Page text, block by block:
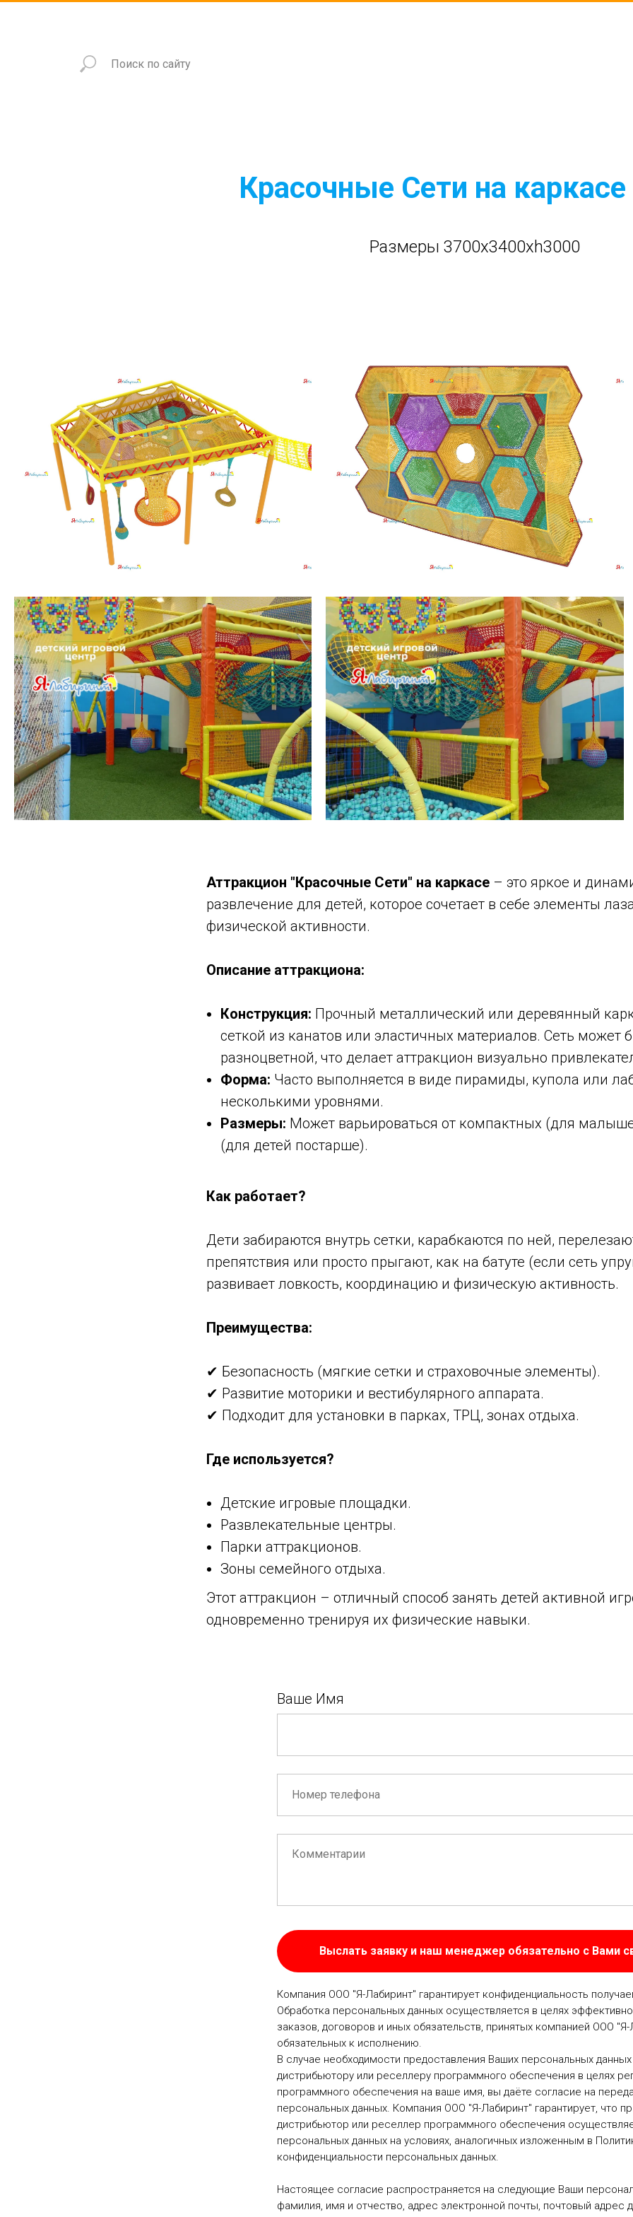
Красочные Сети на каркасе
Размеры 3700x3400xh3000
Аттракцион "Красочные Сети" на каркасе – это яркое и
развлечение для детей, которое сочетает в себе элементы
физической активности.
Описание аттракциона:
Конструкция: Прочный металлический или деревянный
сеткой из канатов или эластичных материалов. Сеть может
разноцветной, что делает аттракцион визуально
Форма: Часто выполняется в виде пирамиды, купола или
несколькими уровнями.
Размеры: Может варьироваться от компактных (для
(для детей постарше).
Как работает?
Дети забираются внутрь сетки, карабкаются по ней,
препятствия или просто прыгают, как на батуте (если сеть
развивает ловкость, координацию и физическую активность.
Преимущества:
✔ Безопасность (мягкие сетки и страховочные элементы).
✔ Развитие моторики и вестибулярного аппарата.
✔ Подходит для установки в парках, ТРЦ, зонах отдыха.
Где используется?
Детские игровые площадки.
Развлекательные центры.
Парки аттракционов.
Зоны семейного отдыха.
Этот аттракцион – отличный способ занять детей активной
одновременно тренируя их физические навыки.
Ваше Имя
Выслать заявку и наш менеджер обязательно с Вами
Компания ООО "Я-Лабиринт" гарантирует конфиденциальность
Обработка персональных данных осуществляется в целях
заказов, договоров и иных обязательств, принятых компанией ООО
обязательных к исполнению.
В случае необходимости предоставления Ваших персональных
дистрибьютору или реселлеру программного обеспечения в целях
программного обеспечения на ваше имя, вы даёте согласие на
персональных данных. Компания ООО "Я-Лабиринт" гарантирует, что
дистрибьютор или реселлер программного обеспечения
персональных данных на условиях, аналогичных изложенным в
конфиденциальности персональных данных.
Настоящее согласие распространяется на следующие Ваши
фамилия, имя и отчество, адрес электронной почты, почтовый адрес